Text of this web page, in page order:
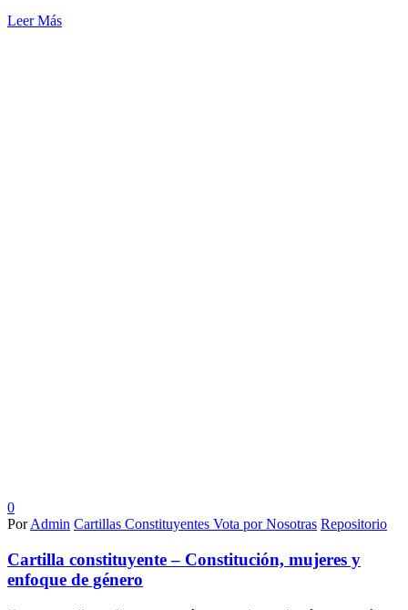
Leer Más
0
PorAdmin Cartillas Constituyentes Vota por Nosotras Repositorio
Cartilla constituyente – Constitución, mujeres y
enfoque de género